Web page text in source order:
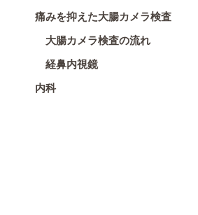
痛みを抑えた大腸カメラ検査
大腸カメラ検査の流れ
経鼻内視鏡
内科